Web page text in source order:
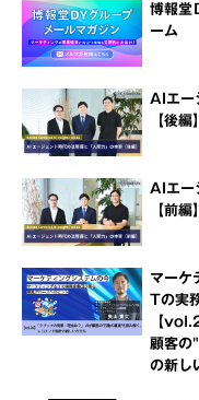
博報堂
ーム
AIエー
【後編】
AIエー
【前編】
マーケ
Tの実
【
顧客の
の新し